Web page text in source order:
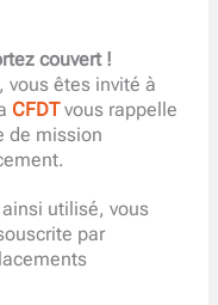
couvert !
vous êtes invité à
CFDT vous rappelle
de mission
utilisé, vous
par